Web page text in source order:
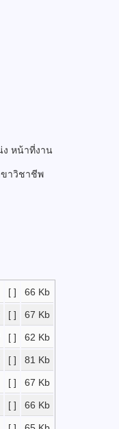
ง หน้าที่งาน
ขาวิชาชีพ
[ ] 66 Kb
[ ] 67 Kb
[ ] 62 Kb
[ ] 81 Kb
[ ] 67 Kb
[ ] 66 Kb